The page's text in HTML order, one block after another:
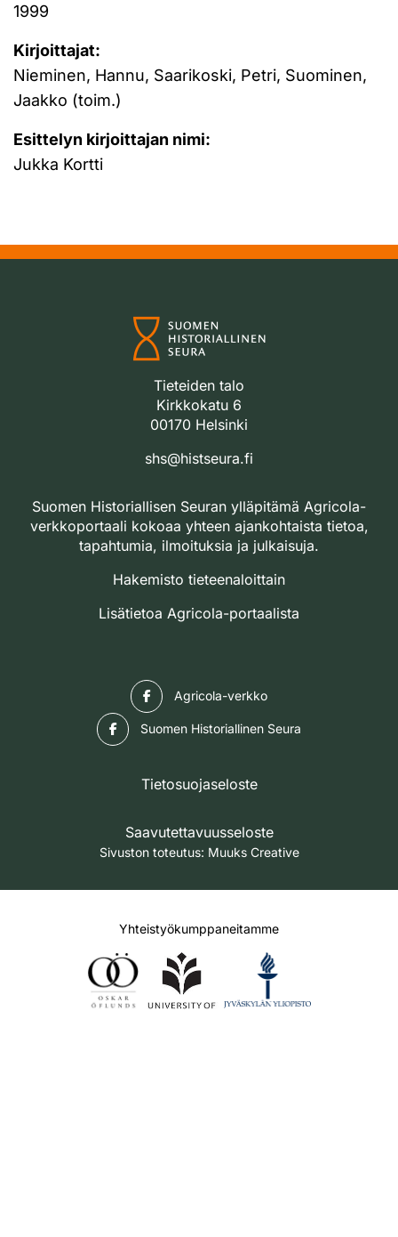
1999
Kirjoittajat:
Nieminen, Hannu, Saarikoski, Petri, Suominen,
Jaakko (toim.)
Esittelyn kirjoittajan nimi:
Jukka Kortti
Tieteiden talo
Kirkkokatu 6
00170 Helsinki
shs@histseura.fi
Suomen Historiallisen Seuran ylläpitämä Agricola-
verkkoportaali kokoaa yhteen ajankohtaista tietoa,
tapahtumia, ilmoituksia ja julkaisuja.
Hakemisto tieteenaloittain
Lisätietoa Agricola-portaalista
Agricola-verkko
Suomen Historiallinen Seura
Tietosuojaseloste
Saavutettavuusseloste
Sivuston toteutus: Muuks Creative
Yhteistyökumppaneitamme